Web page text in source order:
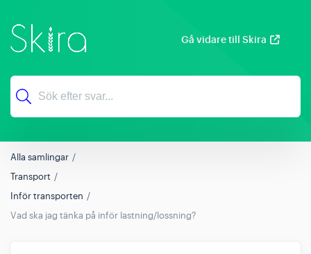
Gå vidare till Skira
Alla samlingar
Transport
Inför transporten
Vad ska jag tänka på inför lastning/lossning?